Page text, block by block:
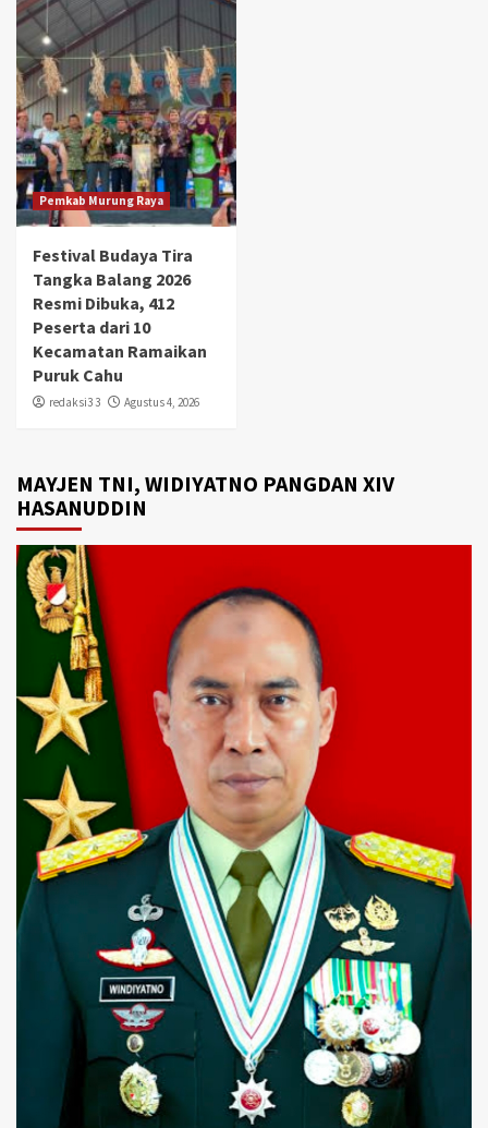
Pemkab Murung Raya
Festival Budaya Tira
Tangka Balang 2026
Resmi Dibuka, 412
Peserta dari 10
Kecamatan Ramaikan
Puruk Cahu
redaksi3 3 Agustus 4, 2026
MAYJEN TNI, WIDIYATNO PANGDAN XIV
HASANUDDIN